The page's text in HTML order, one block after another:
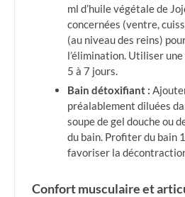
ml d’huile végétale de
concernées (ventre,
(au niveau des reins)
l’élimination. Utiliser
5 à 7 jours.
Bain détoxifiant :
préalablement diluées
soupe de gel douche ou
du bain. Profiter du bain
favoriser la
Confort musculaire et